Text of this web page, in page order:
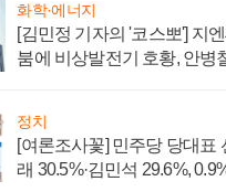
화학·에너지
[김민정 기자의 '코스뽀'] 지
붐에 비상발전기 호황, 안병
정치
[여론조사꽃] 민주당 당대표
래 30.5%·김민석 29.6%,